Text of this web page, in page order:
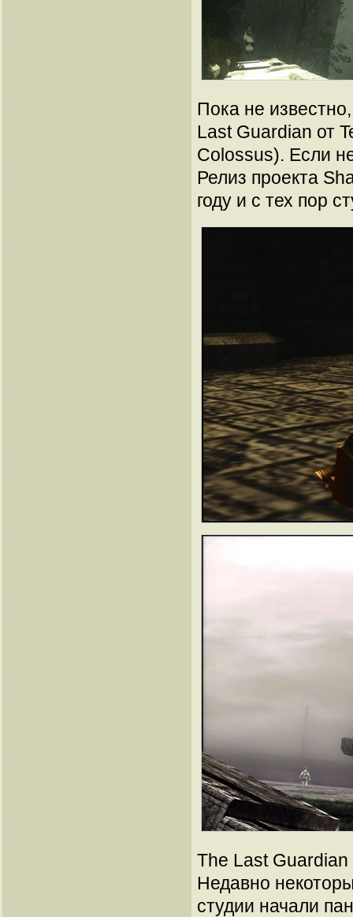
Пока не
Last Guardian от
Colossus). Если
Релиз проекта
году и с тех пор
The Last Guardian
Недавно
студии начали